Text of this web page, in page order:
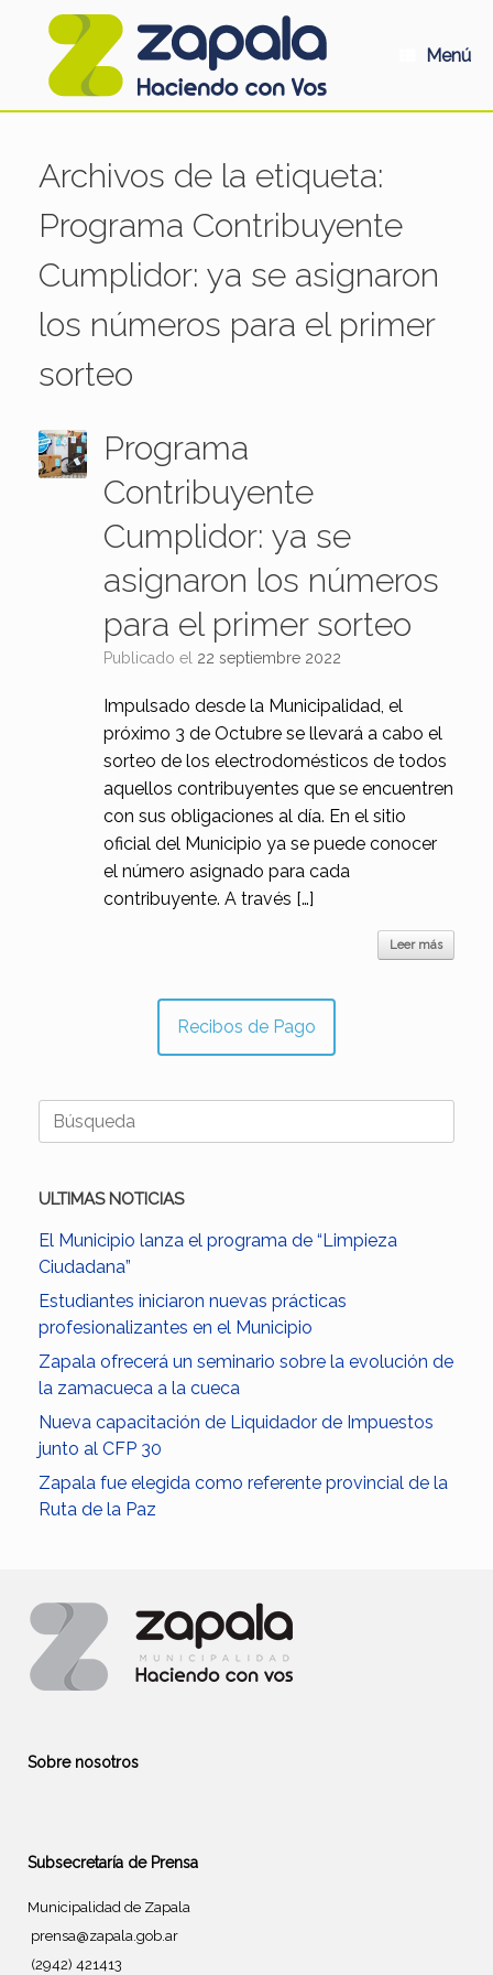
Menú
Archivos de la etiqueta:
Programa Contribuyente
Cumplidor: ya se asignaron
los números para el primer
sorteo
Programa
Contribuyente
Cumplidor: ya se
asignaron los números
para el primer sorteo
Publicado el 22 septiembre 2022
Impulsado desde la Municipalidad, el
próximo 3 de Octubre se llevará a cabo el
sorteo de los electrodomésticos de todos
aquellos contribuyentes que se encuentren
con sus obligaciones al día. En el sitio
oficial del Municipio ya se puede conocer
el número asignado para cada
contribuyente. A través […]
Leer más
Recibos de Pago
Buscar:
ULTIMAS NOTICIAS
El Municipio lanza el programa de “Limpieza
Ciudadana”
Estudiantes iniciaron nuevas prácticas
profesionalizantes en el Municipio
Zapala ofrecerá un seminario sobre la evolución de
la zamacueca a la cueca
Nueva capacitación de Liquidador de Impuestos
junto al CFP 30
Zapala fue elegida como referente provincial de la
Ruta de la Paz
Sobre nosotros
Subsecretaría de Prensa
Municipalidad de Zapala
prensa@zapala.gob.ar
(2942) 421413